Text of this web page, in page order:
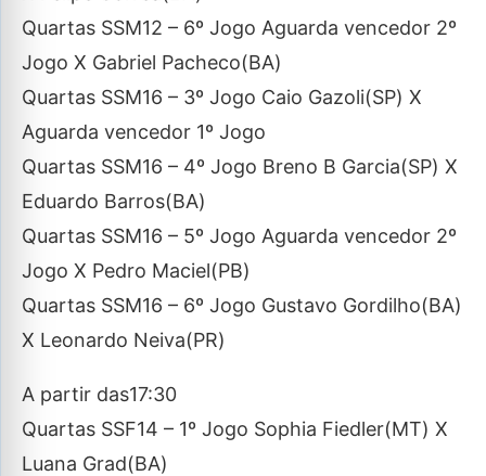
Quartas SSM12 – 6º Jogo Aguarda vencedor 2º
Jogo X Gabriel Pacheco(BA)
Quartas SSM16 – 3º Jogo Caio Gazoli(SP) X
Aguarda vencedor 1º Jogo
Quartas SSM16 – 4º Jogo Breno B Garcia(SP) X
Eduardo Barros(BA)
Quartas SSM16 – 5º Jogo Aguarda vencedor 2º
Jogo X Pedro Maciel(PB)
Quartas SSM16 – 6º Jogo Gustavo Gordilho(BA)
X Leonardo Neiva(PR)
A partir das17:30
Quartas SSF14 – 1º Jogo Sophia Fiedler(MT) X
Luana Grad(BA)